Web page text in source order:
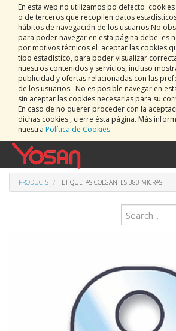
En esta web no utilizamos po defecto
o de terceros que recopilen datos
hábitos de navegación de los usuarios.No
para poder navegar en esta página debe es
por motivos técnicos el aceptar las cookies
tipo estadístico, para poder visualizar
nuestros contenidos y servicios, incluso
publicidad y ofertas relacionadas con las
de los usuarios. No es posible navegar en
sin aceptar las cookies necesarias para su
En caso de no querer proceder con la
dichas cookies , cierre ésta página. Más
nuestra Política de Cookies
PRODUCTS ETIQUETAS COLGANTES 380 MICRAS